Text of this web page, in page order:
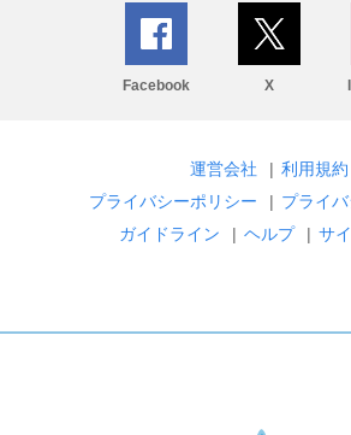
Facebook X
運営会社 | 利用規約
プライバシーポリシー
| プライ
ガイドライン
| ヘルプ | サ